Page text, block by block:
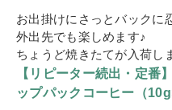
お出掛けにさっとバックに
外出先でも楽しめます♪
ちょうど焼きたてが入荷し
【リピーター続出・定番
ップパックコーヒー（